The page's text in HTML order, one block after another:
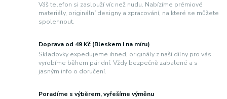
Váš telefon si zaslouží víc než nudu. Nabízíme prémiové
materiály, originální designy a zpracování, na které se můžete
spolehnout.
Doprava od 49 Kč (Bleskem i na míru)
Skladovky expedujeme ihned, originály z naší dílny pro vás
vyrobíme během pár dní. Vždy bezpečně zabalené a s
jasným info o doručení.
Poradíme s výběrem, vyřešíme výměnu